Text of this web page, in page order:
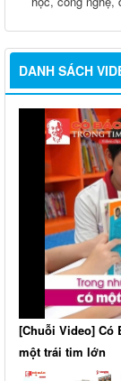
DANH SÁCH
[Chuỗi Video] Có
một trái tim lớn